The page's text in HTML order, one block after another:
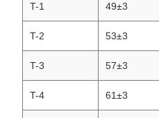
T-1 49±3
T-2 53±3
T-3 57±3
T-4 61±3